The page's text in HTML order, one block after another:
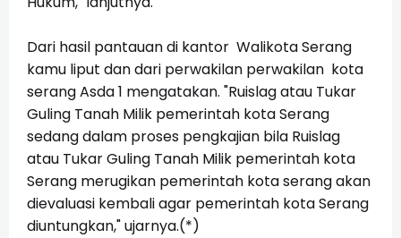
Dari hasil pantauan di kantor Walikota Serang
kamu liput dan dari perwakilan perwakilan kota
serang Asda 1 mengatakan. "Ruislag atau Tukar
Guling Tanah Milik pemerintah kota Serang
sedang dalam proses pengkajian bila Ruislag
atau Tukar Guling Tanah Milik pemerintah kota
Serang merugikan pemerintah kota serang akan
dievaluasi kembali agar pemerintah kota Serang
diuntungkan," ujarnya.(*)